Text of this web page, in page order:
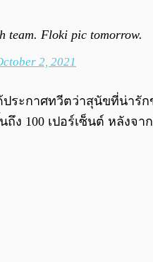
team. Floki pic tomorrow.
2, 2021
ประกาศทวีตว่าสุนัขที่น่า
ถึง 100 เปอร์เซ็นต์ หลัง